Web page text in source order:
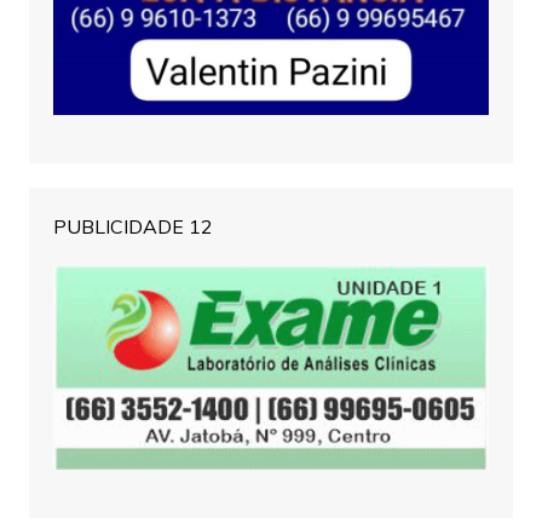
PUBLICIDADE 12